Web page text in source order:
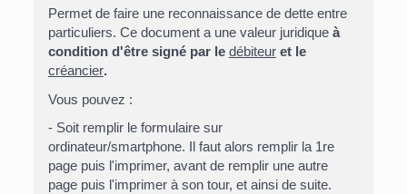
Permet de faire une reconnaissance de dette entre
particuliers. Ce document a une valeur juridique à
condition d'être signé par le débiteuret le
créancier.
Vous pouvez :
- Soit remplir le formulaire sur
ordinateur/smartphone. Il faut alors remplir la 1re
page puis l'imprimer, avant de remplir une autre
page puis l'imprimer à son tour, et ainsi de suite.